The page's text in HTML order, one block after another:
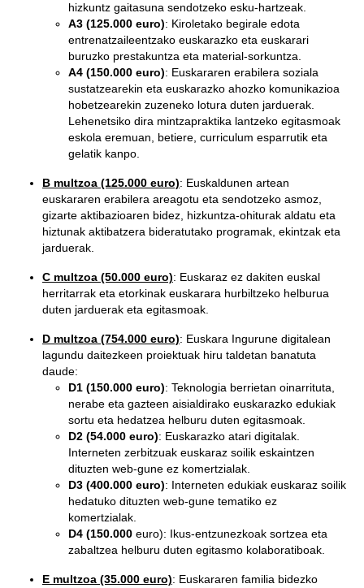
hizkuntz gaitasuna sendotzeko esku-hartzeak.
A3 (125.000 euro): Kiroletako begirale edota
entrenatzaileentzako euskarazko eta euskarari
buruzko prestakuntza eta material-sorkuntza.
A4 (150.000 euro): Euskararen erabilera soziala
sustatzearekin eta euskarazko ahozko komunikazioa
hobetzearekin zuzeneko lotura duten jarduerak.
Lehenetsiko dira mintzapraktika lantzeko egitasmoak
eskola eremuan, betiere, curriculum esparrutik eta
gelatik kanpo.
B multzoa (125.000 euro): Euskaldunen artean
euskararen erabilera areagotu eta sendotzeko asmoz,
gizarte aktibazioaren bidez, hizkuntza-ohiturak aldatu eta
hiztunak aktibatzera bideratutako programak, ekintzak eta
jarduerak.
C multzoa (50.000 euro): Euskaraz ez dakiten euskal
herritarrak eta etorkinak euskarara hurbiltzeko helburua
duten jarduerak eta egitasmoak.
D multzoa (754.000 euro): Euskara Ingurune digitalean
lagundu daitezkeen proiektuak hiru taldetan banatuta
daude:
D1 (150.000 euro): Teknologia berrietan oinarrituta,
nerabe eta gazteen aisialdirako euskarazko edukiak
sortu eta hedatzea helburu duten egitasmoak.
D2 (54.000 euro): Euskarazko atari digitalak.
Interneten zerbitzuak euskaraz soilik eskaintzen
dituzten web-gune ez komertzialak.
D3 (400.000 euro): Interneten edukiak euskaraz soilik
hedatuko dituzten web-gune tematiko ez
komertzialak.
D4 (150.000 euro): Ikus-entzunezkoak sortzea eta
zabaltzea helburu duten egitasmo kolaboratiboak.
E multzoa (35.000 euro): Euskararen familia bidezko